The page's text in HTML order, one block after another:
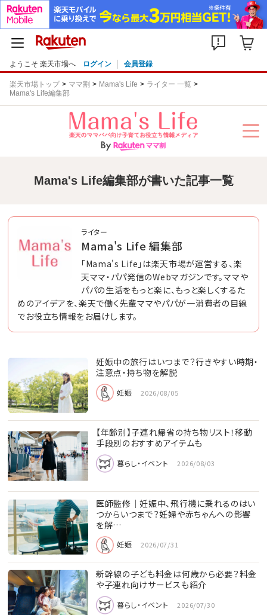
ようこそ 楽天市場へ ログイン 会員登録
楽天市場トップ ママ割 Mama's Life
ライター 一覧
Mama's Life編集部
Mama's Life編集部が書いた記事一覧
ライター
Mama's Life 編集部
「Mama's Life」は楽天市場が運営する、楽
天ママ・パパ発信のWebマガジンです。ママや
パパの生活をもっと楽に、もっと楽しくするた
めのアイデアを、楽天で働く先輩ママやパパが一消費者の目線
でお役立ち情報をお届けします。
妊娠中の旅行はいつまで？行きやすい時期・
注意点・持ち物を解説
妊娠 2026/08/05
【年齢別】子連れ帰省の持ち物リスト！移動
手段別のおすすめアイテムも
暮らし・イベント 2026/08/03
医師監修｜妊娠中、飛行機に乗れるのはい
つからいつまで？妊婦や赤ちゃんへの影響
を解…
妊娠 2026/07/31
新幹線の子ども料金は何歳から必要？料金
や子連れ向けサービスも紹介
暮らし・イベント 2026/07/30